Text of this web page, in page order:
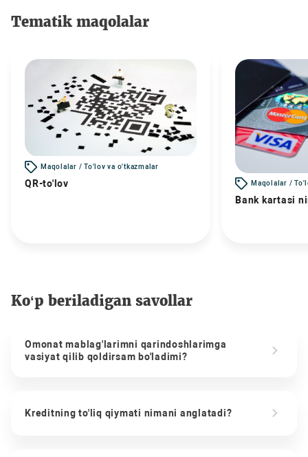
Tematik maqolalar
Maqolalar / To'lov va o'tkazmalar
QR-to'lov Maqolalar /
Bank kartasi
Ko‘p beriladigan savollar
Omonat mablag'larimni qarindoshlarimga
vasiyat qilib qoldirsam bo'ladimi?
Kreditning to'liq qiymati nimani anglatadi?